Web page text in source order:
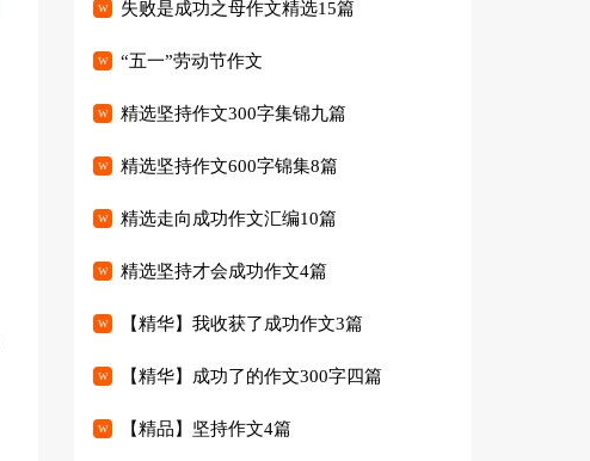
失败是成功之母作文精选15篇
“五一”劳动节作文
精选坚持作文300字集锦九篇
精选坚持作文600字锦集8篇
精选走向成功作文汇编10篇
精选坚持才会成功作文4篇
【精华】我收获了成功作文3篇
【精华】成功了的作文300字四篇
【精品】坚持作文4篇